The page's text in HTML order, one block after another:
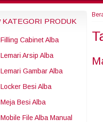
KATEGORI PRODUK
Filling Cabinet Alba
Lemari Arsip Alba
Lemari Gambar Alba
Locker Besi Alba
Meja Besi Alba
Mobile File Alba Manual